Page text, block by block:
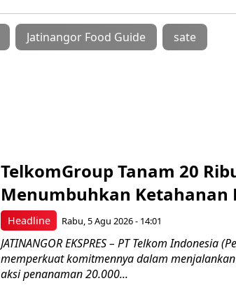
Jatinangor Food Guide sate
Headline
TelkomGroup Tanam 20
Menumbuhkan Ketahanan
Rabu, 5 Agu 2026 - 14:01
JATINANGOR EKSPRES – PT Telkom Indonesia
memperkuat komitmennya dalam
aksi penanaman 20.000...